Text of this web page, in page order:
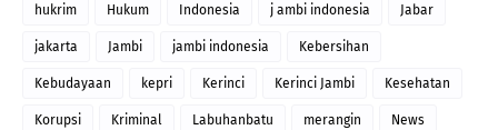
hukrim Hukum Indonesia j ambi indonesia Jabar
jakarta Jambi jambi indonesia Kebersihan
Kebudayaan kepri Kerinci Kerinci Jambi Kesehatan
Korupsi Kriminal Labuhanbatu merangin News